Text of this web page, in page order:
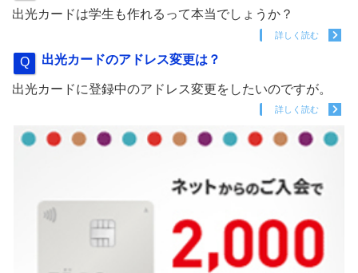
出光カードは学生も作れるって本当でしょうか？
詳しく読む
出光カードのアドレス変更は？
出光カードに登録中のアドレス変更をしたいのですが。
詳しく読む